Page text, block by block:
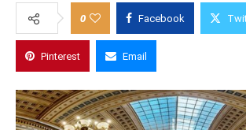
0 Facebook
Pinterest Email